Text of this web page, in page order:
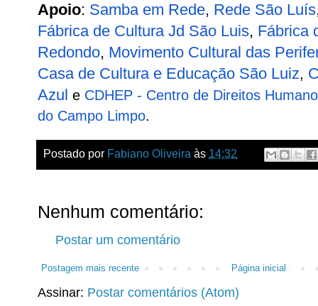
Apoio: Samba em Rede, Rede São Luís
Fábrica de Cultura Jd São Luis, Fábrica
Redondo, Movimento Cultural das
Casa de Cultura e Educação São Luiz,
Azul e CDHEP - Centro de Direitos
do Campo Limpo.
Postado por Fabiano Oliveira às 14:32
Nenhum comentário:
Postar um comentário
Postagem mais recente Página inicial
Assinar: Postar comentários (Atom)